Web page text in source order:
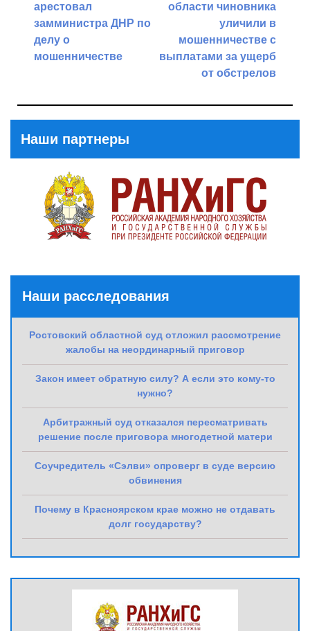
записям
арестовал
замминистра ДНР по
делу о
мошенничестве
области чиновника
уличили в
мошенничестве с
выплатами за ущерб
от обстрелов
Наши партнеры
Наши расследования
Ростовский областной суд отложил рассмотрение
жалобы на неординарный приговор
Закон имеет обратную силу? А если это кому-то
нужно?
Арбитражный суд отказался пересматривать
решение после приговора многодетной матери
Соучредитель «Сэлви» опроверг в суде версию
обвинения
Почему в Красноярском крае можно не отдавать
долг государству?